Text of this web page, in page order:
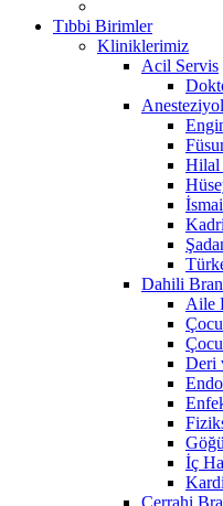
Tıbbi Birimler
Kliniklerimiz
Acil Servis
Dahili
Aile
Deri
İç
Cerrahi